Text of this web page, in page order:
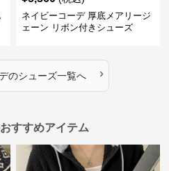
ネイビーコーデ 厚底メアリージ
ェーン リボン付きシューズ
のシューズ一覧へ ›
すすめアイテム